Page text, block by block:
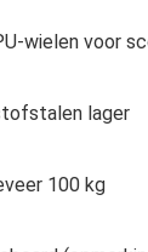
wielen voor
lager
100 kg